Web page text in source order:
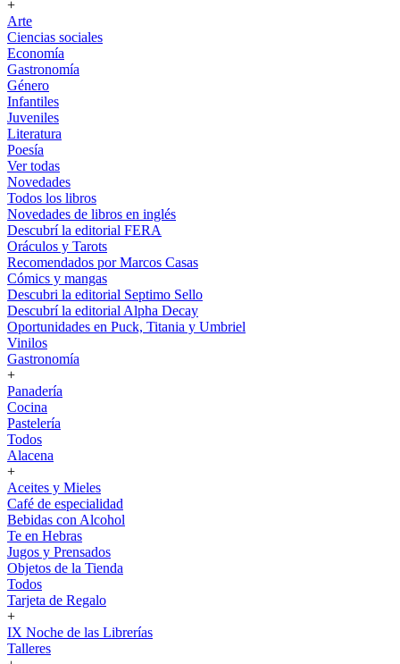
+
Arte
Ciencias sociales
Economía
Gastronomía
Género
Infantiles
Juveniles
Literatura
Poesía
Ver todas
Novedades
Todos los libros
Novedades de libros en inglés
Descubrí la editorial FERA
Oráculos y Tarots
Recomendados por Marcos Casas
Cómics y mangas
Descubri la editorial Septimo Sello
Descubrí la editorial Alpha Decay
Oportunidades en Puck, Titania y Umbriel
Vinilos
Gastronomía
+
Panadería
Cocina
Pastelería
Todos
Alacena
+
Aceites y Mieles
Café de especialidad
Bebidas con Alcohol
Te en Hebras
Jugos y Prensados
Objetos de la Tienda
Todos
Tarjeta de Regalo
+
IX Noche de las Librerías
Talleres